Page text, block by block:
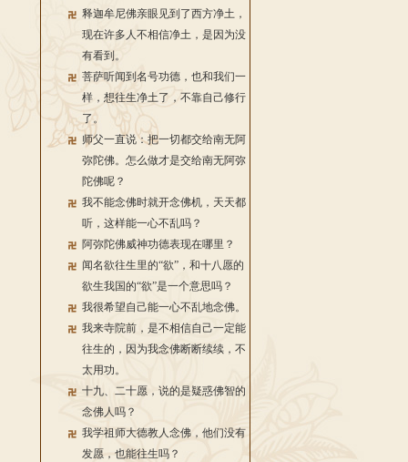
释迦牟尼佛亲眼见到了西方净土，
现在许多人不相信净土，是因为没
有看到。
菩萨听闻到名号功德，也和我们一
样，想往生净土了，不靠自己修行
了。
师父一直说：把一切都交给南无阿
弥陀佛。怎么做才是交给南无阿弥
陀佛呢？
我不能念佛时就开念佛机，天天都
听，这样能一心不乱吗？
阿弥陀佛威神功德表现在哪里？
闻名欲往生里的“欲”，和十八愿的
欲生我国的“欲”是一个意思吗？
我很希望自己能一心不乱地念佛。
我来寺院前，是不相信自己一定能
往生的，因为我念佛断断续续，不
太用功。
十九、二十愿，说的是疑惑佛智的
念佛人吗？
我学祖师大德教人念佛，他们没有
发愿，也能往生吗？